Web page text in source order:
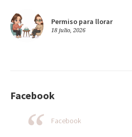
Permiso para llorar
18 julio, 2026
Facebook
Facebook